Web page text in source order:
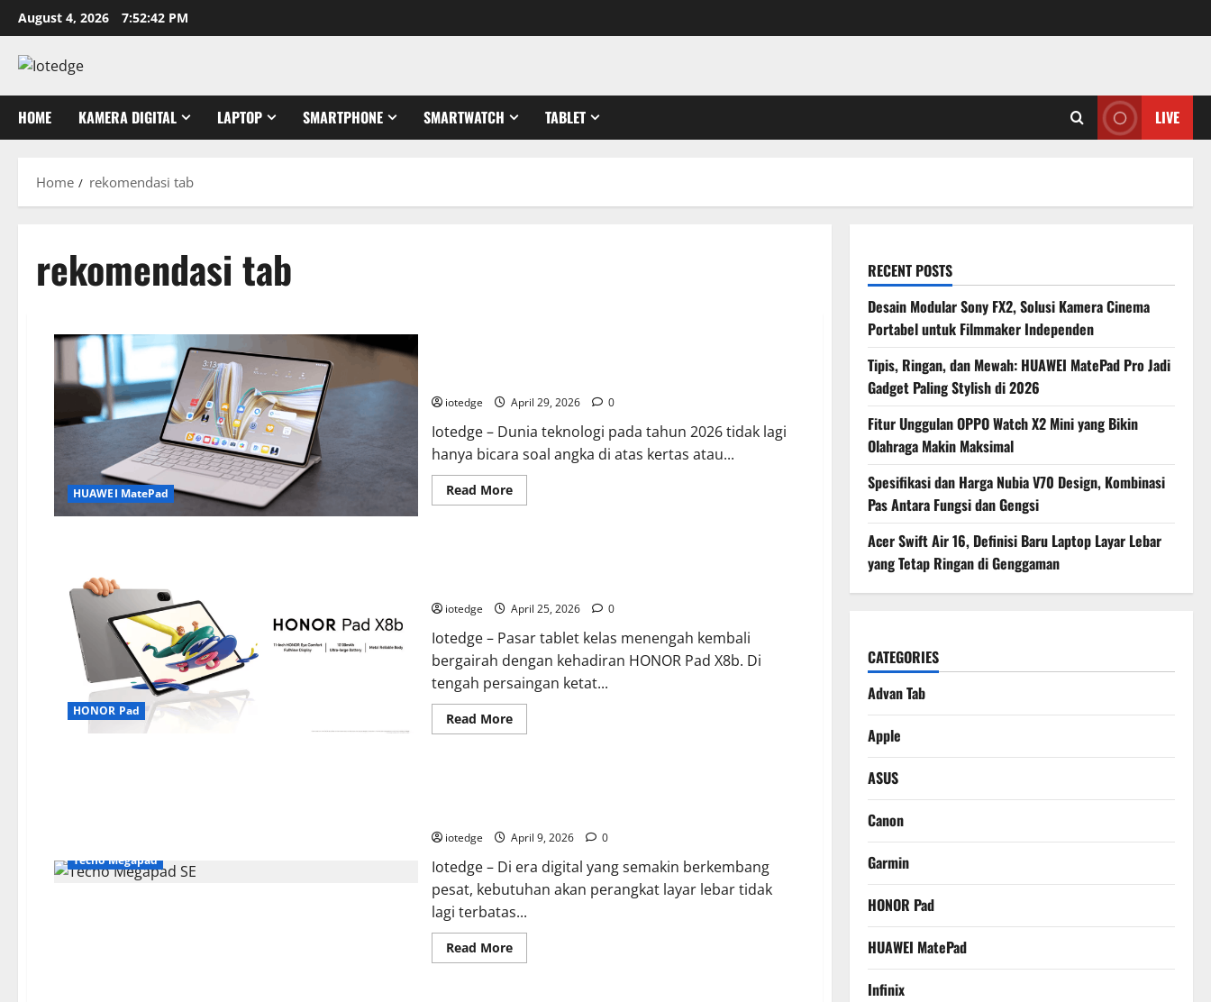
Skip
to
content
August 4, 2026 7:52:43 PM
HOME KAMERA DIGITAL LAPTOP SMARTPHONE SMARTWATCH TABLET LIVE
Home rekomendasi tab
rekomendasi tab
HUAWEI MatePad
iotedge April 29, 2026 0
Iotedge – Dunia teknologi pada tahun 2026 tidak lagi
hanya bicara soal angka di atas kertas atau...
Read MoreRead
more
Pro
Jadi
Gadget
Paling
di
2026
HONOR Pad
iotedge April 25, 2026 0
Iotedge – Pasar tablet kelas menengah kembali
bergairah dengan kehadiran HONOR Pad X8b. Di
tengah persaingan ketat...
Read MoreRead
more
dengan
Fitur
Premium
di
Kelasnya
Tecno Megapad
iotedge April 9, 2026 0
Iotedge – Di era digital yang semakin berkembang
pesat, kebutuhan akan perangkat layar lebar tidak
lagi terbatas...
Read MoreRead
more
RECENT POSTS
Desain Modular Sony FX2, Solusi Kamera Cinema
Portabel untuk Filmmaker Independen
Tipis, Ringan, dan Mewah: HUAWEI MatePad Pro Jadi
Gadget Paling Stylish di 2026
Fitur Unggulan OPPO Watch X2 Mini yang Bikin
Olahraga Makin Maksimal
Spesifikasi dan Harga Nubia V70 Design, Kombinasi
Pas Antara Fungsi dan Gengsi
Acer Swift Air 16, Definisi Baru Laptop Layar Lebar
yang Tetap Ringan di Genggaman
CATEGORIES
Advan Tab
Apple
ASUS
Canon
Garmin
HONOR Pad
HUAWEI MatePad
Infinix